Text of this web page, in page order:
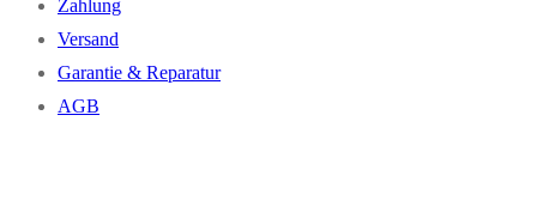
Zahlung
Versand
Garantie & Reparatur
AGB